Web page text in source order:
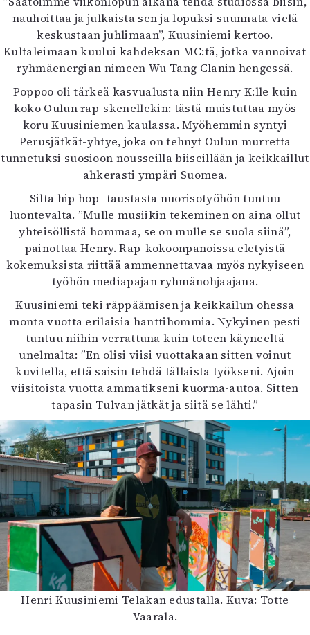
Mediatiedot
Kaltio ry
nauhoittaa ja julkaista sen ja lopuksi suunnata vielä
keskustaan juhlimaan”, Kuusiniemi kertoo.
Kultaleimaan kuului kahdeksan MC:tä, jotka vannoivat
ryhmäenergian nimeen Wu Tang Clanin hengessä.
Poppoo oli tärkeä kasvualusta niin Henry K:lle kuin
koko Oulun rap-skenellekin: tästä muistuttaa myös
koru Kuusiniemen kaulassa. Myöhemmin syntyi
Perusjätkät-yhtye, joka on tehnyt Oulun murretta
tunnetuksi suosioon nousseilla biiseillään ja keikkaillut
ahkerasti ympäri Suomea.
Silta hip hop -taustasta nuorisotyöhön tuntuu
luontevalta. ”Mulle musiikin tekeminen on aina ollut
yhteisöllistä hommaa, se on mulle se suola siinä”,
painottaa Henry. Rap-kokoonpanoissa eletyistä
kokemuksista riittää ammennettavaa myös nykyiseen
työhön mediapajan ryhmänohjaajana.
Kuusiniemi teki räppäämisen ja keikkailun ohessa
monta vuotta erilaisia hanttihommia. Nykyinen pesti
tuntuu niihin verrattuna kuin toteen käyneeltä
unelmalta: ”En olisi viisi vuottakaan sitten voinut
kuvitella, että saisin tehdä tällaista työkseni. Ajoin
viisitoista vuotta ammatikseni kuorma-autoa. Sitten
tapasin Tulvan jätkät ja siitä se lähti.”
Henri Kuusiniemi Telakan edustalla. Kuva: Totte
Vaarala.